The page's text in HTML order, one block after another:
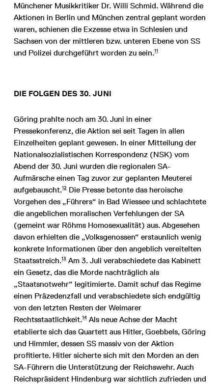
Münchener Musikkritiker Dr. Willi Schmid. Während die
Aktionen in Berlin und München zentral geplant worden
waren, schienen die Exzesse etwa in Schlesien und
Sachsen von der mittleren bzw. unteren Ebene von SS
und Polizei durchgeführt worden zu sein.11
DIE FOLGEN DES 30. JUNI
Göring prahlte noch am 30. Juni in einer
Pressekonferenz, die Aktion sei seit Tagen in allen
Einzelheiten geplant gewesen. In einer Mitteilung der
Nationalsozialistischen Korrespondenz (NSK) vom
Abend der 30. Juni wurden die regionalen SA-
Aufmärsche einen Tag zuvor zur geplanten Meuterei
aufgebauscht.12 Die Presse betonte das heroische
Vorgehen des „Führers“ in Bad Wiessee und schlachtete
die angeblichen moralischen Verfehlungen der SA
(gemeint war Röhms Homosexualität) aus. Abgesehen
davon erhielten die „Volksgenossen“ erstaunlich wenig
konkrete Informationen über den angeblich vereitelten
Staatsstreich.13 Am 3. Juli verabschiedete das Kabinett
ein Gesetz, das die Morde nachträglich als
„Staatsnotwehr“ legitimierte. Damit schuf das Regime
einen Präzedenzfall und verabschiedete sich endgültig
von den letzten Resten der Weimarer
Rechtsstaatlichkeit.14 Als neue Achse der Macht
etablierte sich das Quartett aus Hitler, Goebbels, Göring
und Himmler, dessen SS massiv von der Aktion
profitierte. Hitler sicherte sich mit den Morden an den
SA-Führern die Unterstützung der Reichswehr. Auch
Reichspräsident Hindenburg war sichtlich zufrieden und